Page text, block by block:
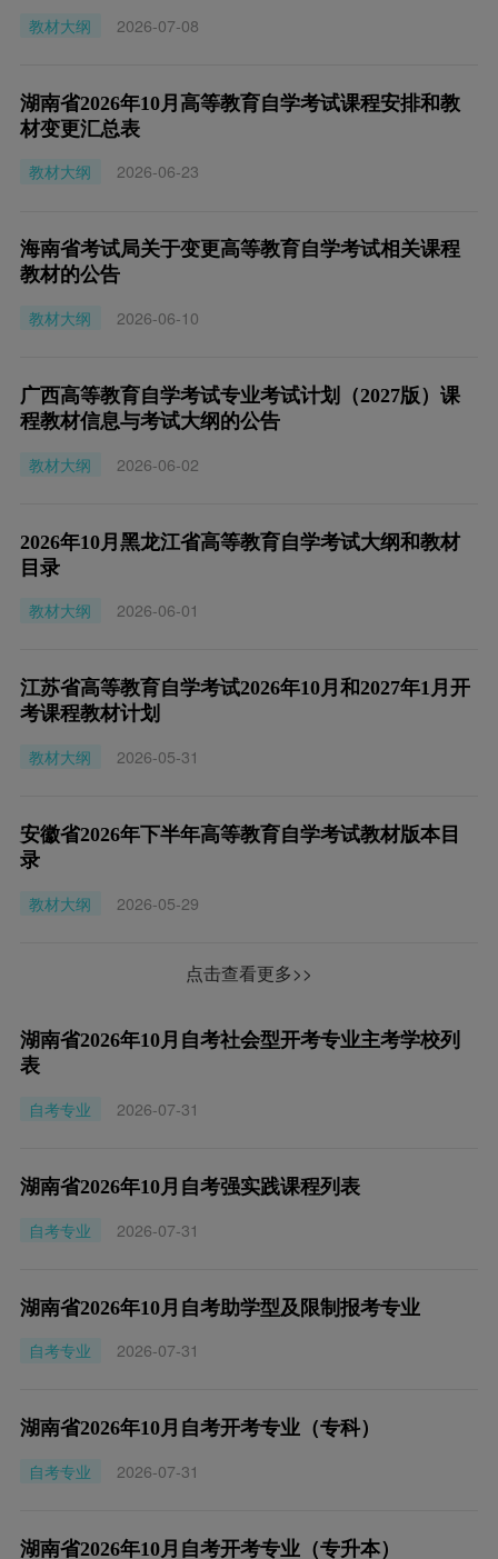
教材大纲 2026-07-08
湖南省2026年10月高等教育自学考试课程安排和教
材变更汇总表
教材大纲
2026-06-23
海南省考试局关于变更高等教育自学考试相关课程
教材的公告
教材大纲
2026-06-10
广西高等教育自学考试专业考试计划（2027版）课
程教材信息与考试大纲的公告
教材大纲
2026-06-02
2026年10月黑龙江省高等教育自学考试大纲和教材
目录
教材大纲
2026-06-01
江苏省高等教育自学考试2026年10月和2027年1月开
考课程教材计划
教材大纲
2026-05-31
安徽省2026年下半年高等教育自学考试教材版本目
录
教材大纲
2026-05-29
点击查看更多>>
湖南省2026年10月自考社会型开考专业主考学校列
表
自考专业
2026-07-31
湖南省2026年10月自考强实践课程列表
自考专业
2026-07-31
湖南省2026年10月自考助学型及限制报考专业
自考专业
2026-07-31
湖南省2026年10月自考开考专业（专科）
自考专业
2026-07-31
湖南省2026年10月自考开考专业（专升本）